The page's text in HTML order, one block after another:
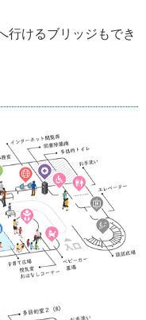
行けるブリッジもでき